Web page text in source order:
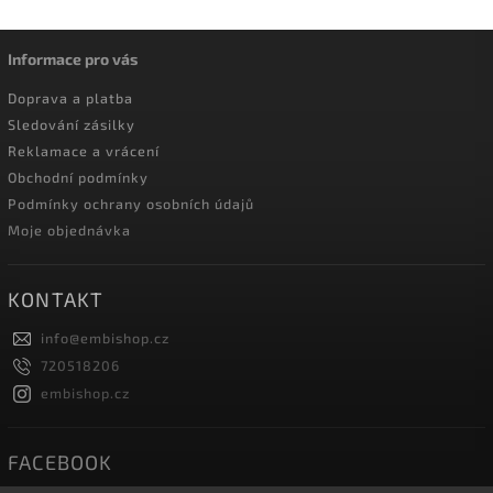
Informace pro vás
Doprava a platba
Sledování zásilky
Reklamace a vrácení
Obchodní podmínky
Podmínky ochrany osobních údajů
Moje objednávka
KONTAKT
info@embishop.cz
720518206
embishop.cz
FACEBOOK